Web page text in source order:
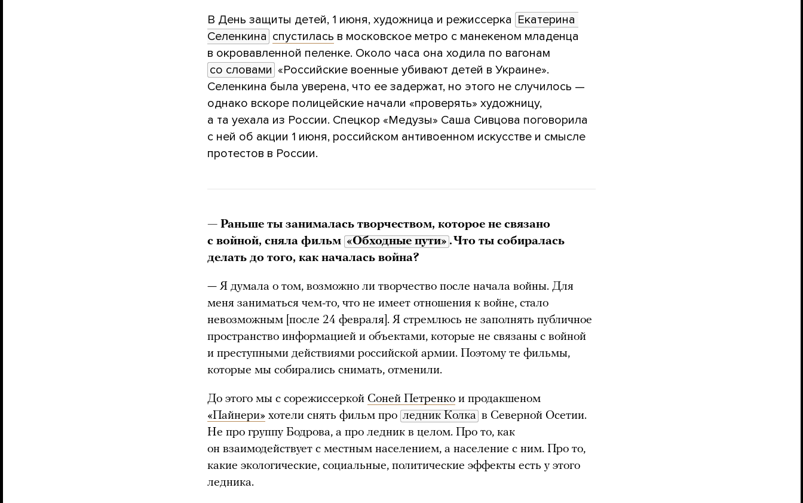
В День защиты детей, 1 июня, художница и режиссерка Екатерина
Селенкина спустилась в московское метро с манекеном младенца
в окровавленной пеленке. Около часа она ходила по вагонам
со словами «Российские военные убивают детей в Украине».
Селенкина была уверена, что ее задержат, но этого не случилось —
однако вскоре полицейские начали «проверять» художницу,
а та уехала из России. Спецкор «Медузы» Саша Сивцова поговорила
с ней об акции 1 июня, российском антивоенном искусстве и смысле
протестов в России.
— Раньше ты занималась творчеством, которое не связано
с войной, сняла фильм «Обходные пути» . Что ты собиралась
делать до того, как началась война?
— Я думала о том, возможно ли творчество после начала войны. Для
меня заниматься чем-то, что не имеет отношения к войне, стало
невозможным [после 24 февраля]. Я стремлюсь не заполнять публичное
пространство информацией и объектами, которые не связаны с войной
и преступными действиями российской армии. Поэтому те фильмы,
которые мы собирались снимать, отменили.
До этого мы с сорежиссеркой Соней Петренко и продакшеном
«Пайнери» хотели снять фильм про ледник Колка в Северной Осетии.
Не про группу Бодрова, а про ледник в целом. Про то, как
он взаимодействует с местным населением, а население с ним. Про то,
какие экологические, социальные, политические эффекты есть у этого
ледника.